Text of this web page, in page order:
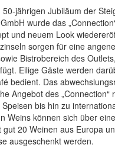
50-jährigen Jubiläum der
wurde das
und neuem Look
sorgen für eine
Bistrobereich des
Eilige Gäste werden
bedient. Das
Angebot des „Connection“
bis hin zu
Weins können sich über
gut 20 Weinen aus Europa
ausgeschenkt werden.